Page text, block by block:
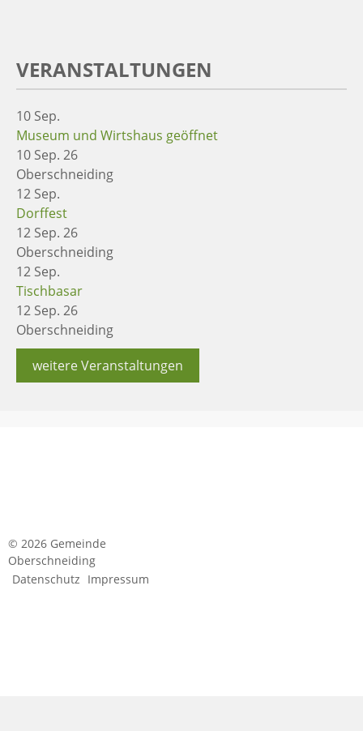
VERANSTALTUNGEN
10 Sep.
Museum und Wirtshaus geöffnet
10 Sep. 26
Oberschneiding
12 Sep.
Dorffest
12 Sep. 26
Oberschneiding
12 Sep.
Tischbasar
12 Sep. 26
Oberschneiding
weitere Veranstaltungen
© 2026 Gemeinde
Oberschneiding
Datenschutz Impressum